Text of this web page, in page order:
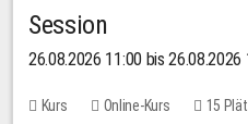
Session
26.08.2026 11:00 bis 26.08.2026
Kurs Online-Kurs 15